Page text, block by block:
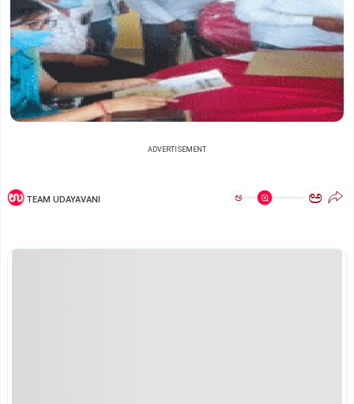
ADVERTISEMENT
TEAM UDAYAVANI ಅ ಅ